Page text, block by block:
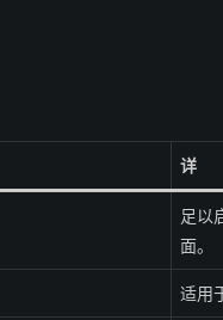
详
足以
面。
适用